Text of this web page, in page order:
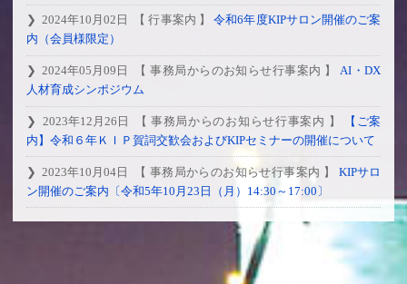
2024年10月02日 【 行事案内 】令和6年度KIPサロン開催のご案
内（会員様限定）
2024年05月09日 【 事務局からのお知らせ行事案内 】AI・DX
人材育成シンポジウム
2023年12月26日 【 事務局からのお知らせ行事案内 】
【ご案
内】令和６年ＫＩＰ賀詞交歓会およびKIPセミナーの開催について
2023年10月04日 【 事務局からのお知らせ行事案内 】 KIPサロ
ン開催のご案内〔令和5年10月23日（月）14:30～17:00〕